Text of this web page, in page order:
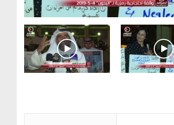
رمزية لـ”#البدون” في ساحة الإرادة
مخدرات يعني ولا خمر؟!.